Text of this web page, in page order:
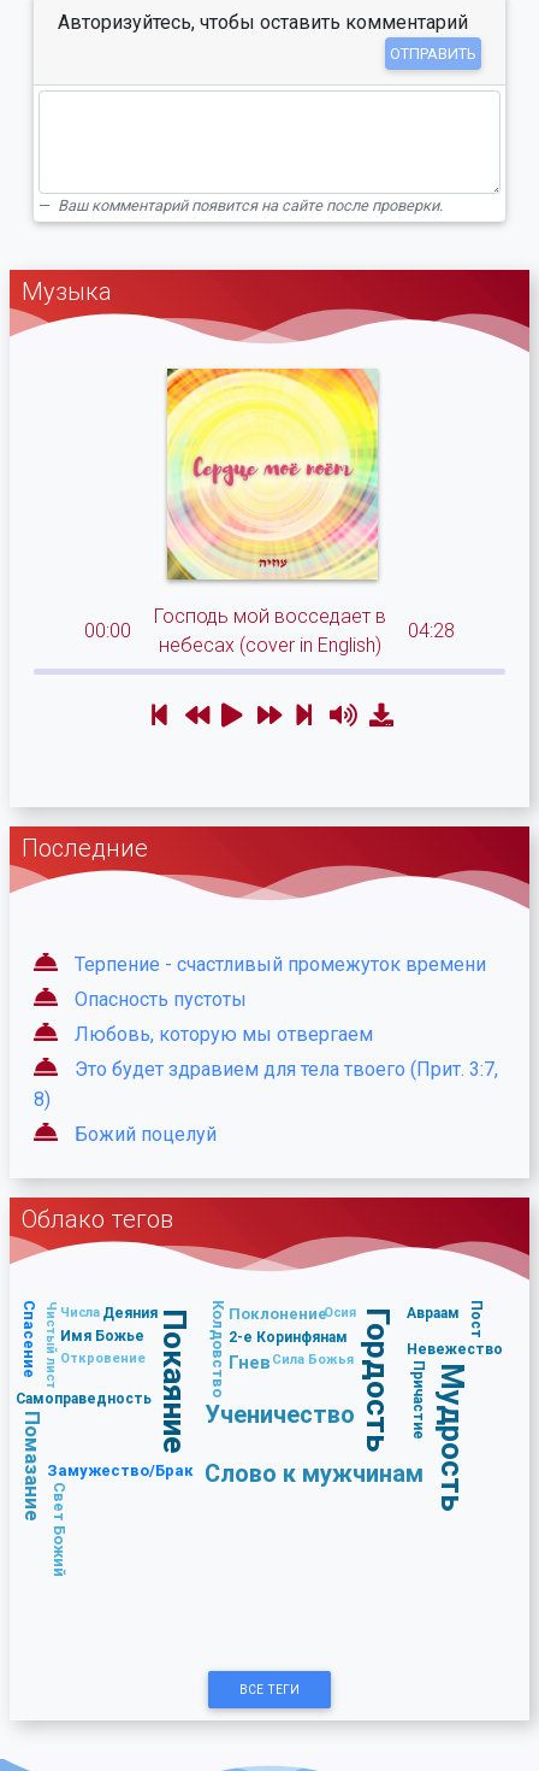
Авторизуйтесь, чтобы оставить комментарий
ОТПРАВИТЬ
Ваш комментарий появится на сайте после проверки.
Музыка
00:00
Господь мой восседает в
небесах (cover in English)
04:28
Последние
Терпение - счастливый промежуток времени
Опасность пустоты
Любовь, которую мы отвергаем
Это будет здравием для тела твоего (Прит. 3:7,
8)
Божий поцелуй
Облако тегов
СпасениеЧистый лист Числа Деяния Покаяние Колдовство ПоклонениеОсия Гордость
Самоправедность
Слово к мужчинам
Авраам
Сила Божья
Свет Божий
Гнев
Замужество/Брак
Помазание
Откровение
Причастие
Ученичество Мудрость
Невежество
2-е Коринфянам Пост
Имя Божье
ВСЕ ТЕГИ